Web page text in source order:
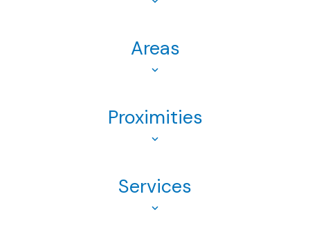
Areas
Proximities
Services